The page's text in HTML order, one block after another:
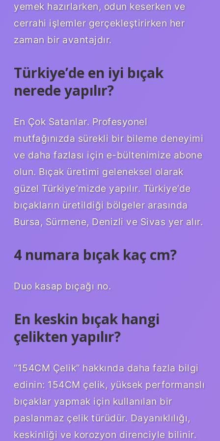
yemek hazırlarken, odun keserken ve
cerrahi işlemler gerçekleştirirken her
zaman bir avantajdır.
Türkiye’de en iyi bıçak
nerede yapılır?
En Çok Satanlar. Profesyonel
mutfağınızda sürekli bir bileme deneyimi
ve daha fazlası için e-bültenimize abone
olun. Bıçak üretimi geleneksel olarak
güzel Türkiye’mizde yapılır. Türkiye’de
bıçakların üretildiği bölgeler arasında
Bursa, Sürmene, Denizli ve Sivas yer alır.
4 numara bıçak kaç cm?
Duo kasap bıçağı no.
En keskin bıçak hangi
çelikten yapılır?
“154CM Çelik” hakkında daha fazla bilgi
edinin: 154CM çelik, yüksek performanslı
bıçaklar yapmak için kullanılan bir
paslanmaz çelik türüdür. Dayanıklılığı,
keskinliği ve korozyon direnciyle bilinir.